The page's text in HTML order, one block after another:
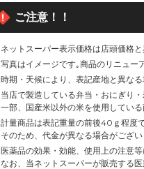
ご注意！！
ネットスーパー表示価格は店頭価格
写真はイメージです｡商品のリニュー
時期・天候により、表記産地と異な
当店で製造している弁当・おにぎり
一部、国産米以外の米を使用してい
計量商品は表記重量の前後40ｇ程度
そのため、代金が異なる場合がござ
医薬品の効果・効能、使用上の注意
なお、当ネットスーパーが販売する